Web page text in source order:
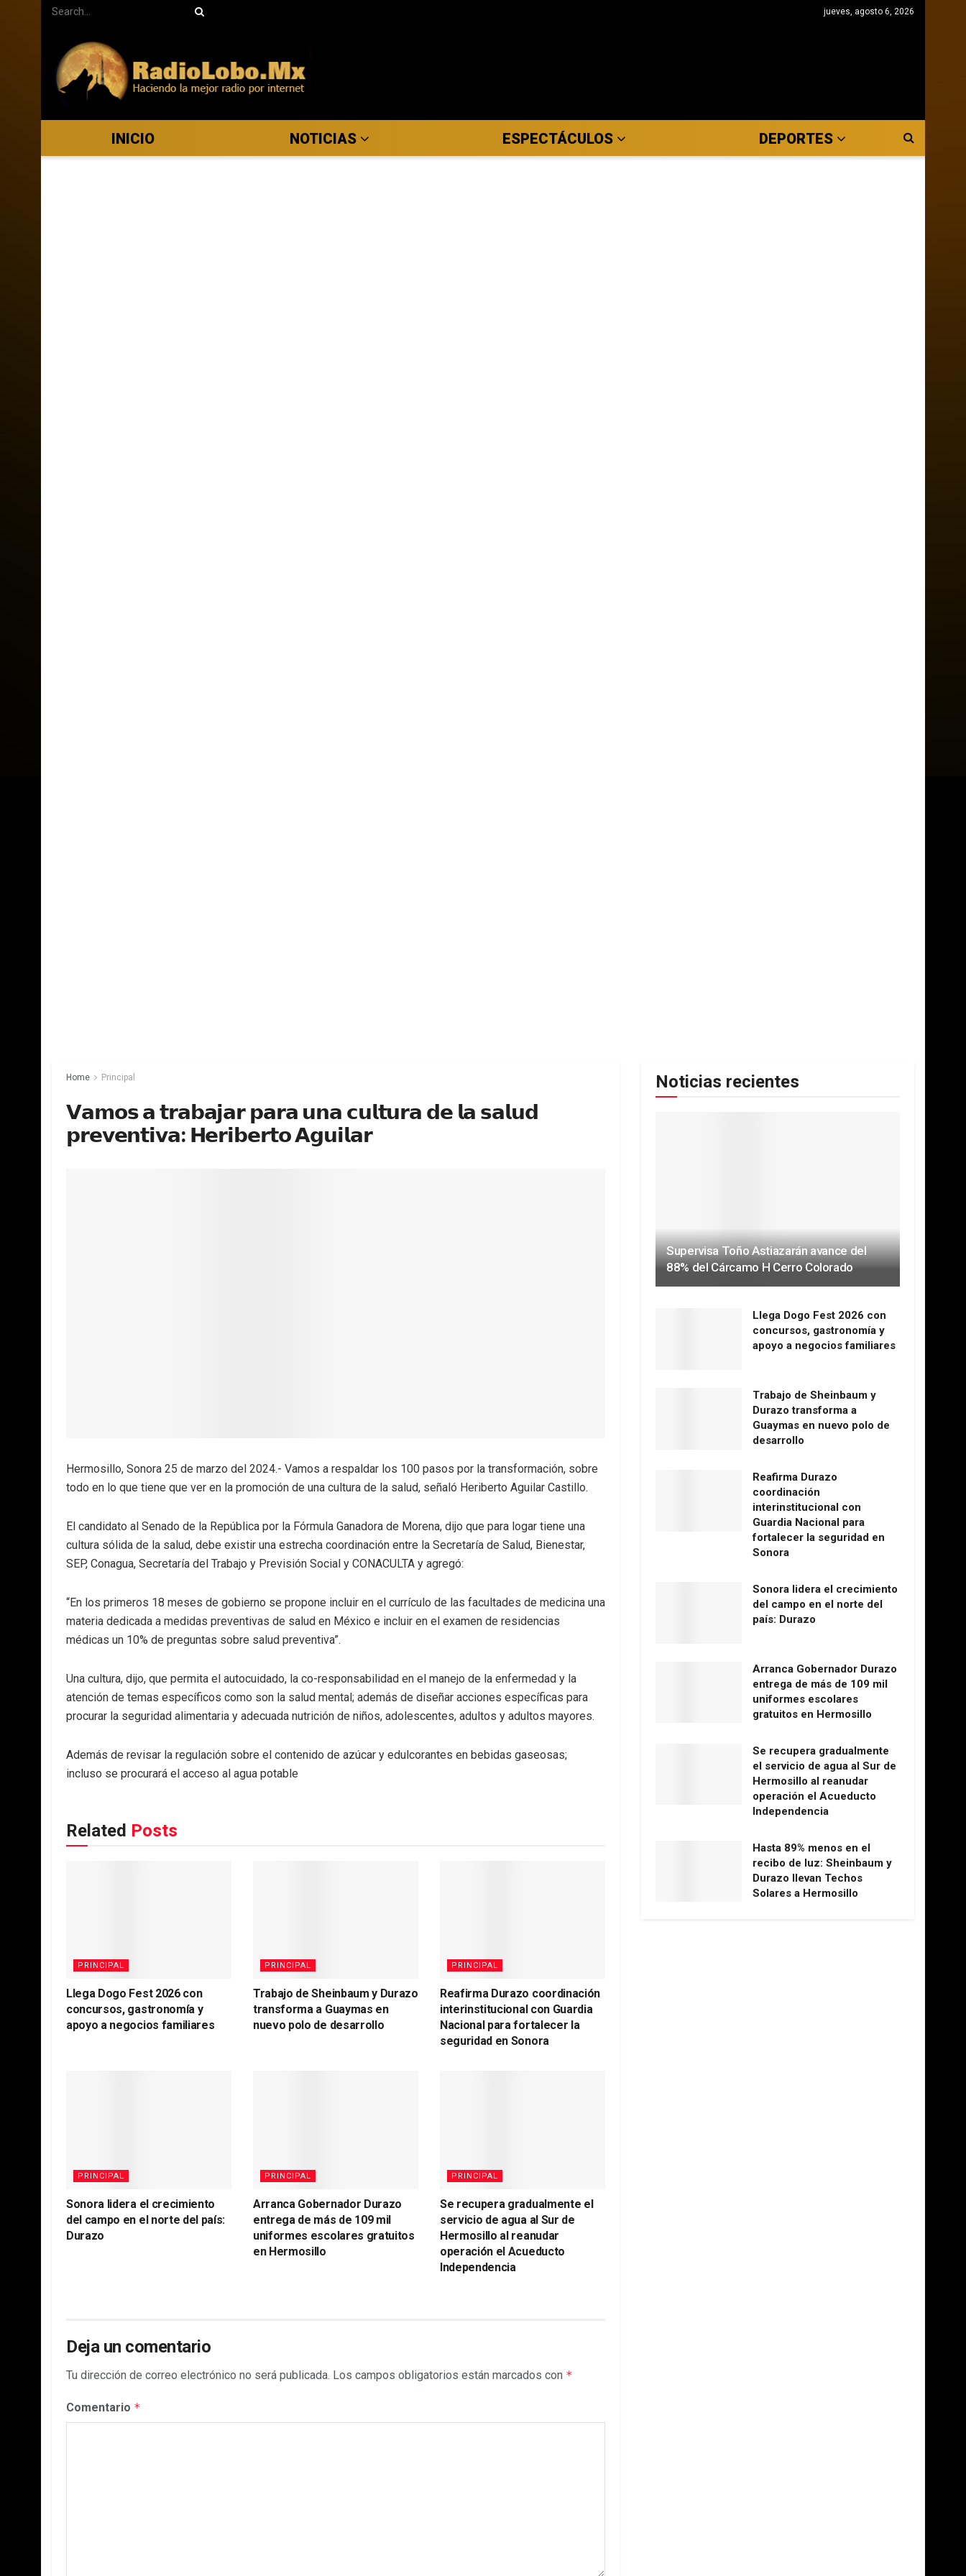
jueves, agosto 6, 2026
INICIO NOTICIAS ESPECTÁCULOS DEPORTES
Home Principal
𝗩𝗮𝗺𝗼𝘀 𝗮 𝘁𝗿𝗮𝗯𝗮𝗷𝗮𝗿 𝗽𝗮𝗿𝗮 𝘂𝗻𝗮 𝗰𝘂𝗹𝘁𝘂𝗿𝗮 𝗱𝗲 𝗹𝗮 𝘀𝗮𝗹𝘂𝗱
𝗽𝗿𝗲𝘃𝗲𝗻𝘁𝗶𝘃𝗮: 𝗛𝗲𝗿𝗶𝗯𝗲𝗿𝘁𝗼 𝗔𝗴𝘂𝗶𝗹𝗮𝗿
Hermosillo, Sonora 25 de marzo del 2024.- Vamos a respaldar los 100 pasos por la transformación, sobre
todo en lo que tiene que ver en la promoción de una cultura de la salud, señaló Heriberto Aguilar Castillo.
El candidato al Senado de la República por la Fórmula Ganadora de Morena, dijo que para logar tiene una
cultura sólida de la salud, debe existir una estrecha coordinación entre la Secretaría de Salud, Bienestar,
SEP, Conagua, Secretaría del Trabajo y Previsión Social y CONACULTA y agregó:
“En los primeros 18 meses de gobierno se propone incluir en el currículo de las facultades de medicina una
materia dedicada a medidas preventivas de salud en México e incluir en el examen de residencias
médicas un 10% de preguntas sobre salud preventiva”.
Una cultura, dijo, que permita el autocuidado, la co-responsabilidad en el manejo de la enfermedad y la
atención de temas específicos como son la salud mental; además de diseñar acciones específicas para
procurar la seguridad alimentaria y adecuada nutrición de niños, adolescentes, adultos y adultos mayores.
Además de revisar la regulación sobre el contenido de azúcar y edulcorantes en bebidas gaseosas;
incluso se procurará el acceso al agua potable
Related Posts
PRINCIPAL
Llega Dogo Fest 2026 con
concursos, gastronomía y
apoyo a negocios familiares
PRINCIPAL
Trabajo de Sheinbaum y Durazo
transforma a Guaymas en
nuevo polo de desarrollo
PRINCIPAL
Reafirma Durazo coordinación
interinstitucional con Guardia
Nacional para fortalecer la
seguridad en Sonora
PRINCIPAL
Sonora lidera el crecimiento
del campo en el norte del país:
Durazo
PRINCIPAL
Arranca Gobernador Durazo
entrega de más de 109 mil
uniformes escolares gratuitos
en Hermosillo
PRINCIPAL
Se recupera gradualmente el
servicio de agua al Sur de
Hermosillo al reanudar
operación el Acueducto
Independencia
Deja un comentario
Tu dirección de correo electrónico no será publicada. Los campos obligatorios están marcados con *
Comentario *
Noticias recientes
Supervisa Toño Astiazarán avance del
88% del Cárcamo H Cerro Colorado
Llega Dogo Fest 2026 con
concursos, gastronomía y
apoyo a negocios familiares
Trabajo de Sheinbaum y
Durazo transforma a
Guaymas en nuevo polo de
desarrollo
Reafirma Durazo
coordinación
interinstitucional con
Guardia Nacional para
fortalecer la seguridad en
Sonora
Sonora lidera el crecimiento
del campo en el norte del
país: Durazo
Arranca Gobernador Durazo
entrega de más de 109 mil
uniformes escolares
gratuitos en Hermosillo
Se recupera gradualmente
el servicio de agua al Sur de
Hermosillo al reanudar
operación el Acueducto
Independencia
Hasta 89% menos en el
recibo de luz: Sheinbaum y
Durazo llevan Techos
Solares a Hermosillo